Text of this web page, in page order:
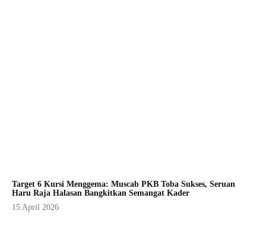
Target 6 Kursi Menggema: Muscab PKB Toba Sukses, Seruan
Haru Raja Halasan Bangkitkan Semangat Kader
15 April 2026